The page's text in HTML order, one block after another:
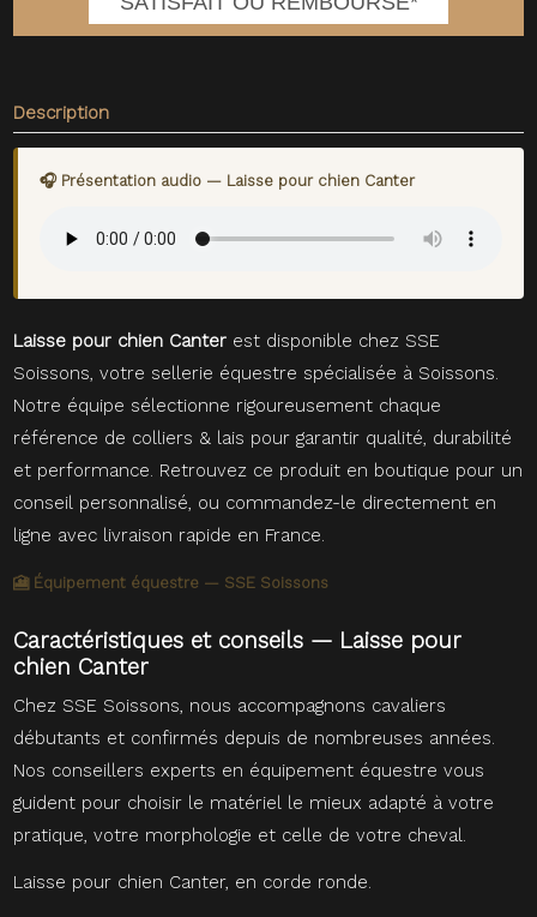
Description
🎧 Présentation audio — Laisse pour chien Canter
Laisse pour chien Canter est disponible chez SSE
Soissons, votre sellerie équestre spécialisée à Soissons.
Notre équipe sélectionne rigoureusement chaque
référence de colliers & lais pour garantir qualité, durabilité
et performance. Retrouvez ce produit en boutique pour un
conseil personnalisé, ou commandez-le directement en
ligne avec livraison rapide en France.
🎦 Équipement équestre — SSE Soissons
Caractéristiques et conseils — Laisse pour
chien Canter
Chez SSE Soissons, nous accompagnons cavaliers
débutants et confirmés depuis de nombreuses années.
Nos conseillers experts en équipement équestre vous
guident pour choisir le matériel le mieux adapté à votre
pratique, votre morphologie et celle de votre cheval.
Laisse pour chien Canter, en corde ronde.